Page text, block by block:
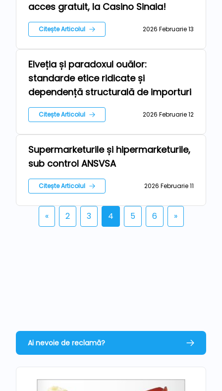
acces gratuit, la Casino Sinaia!
Citește Articolul 2026 Februarie 13
Repere
Elveția și paradoxul ouălor:
standarde etice ridicate și
dependență structurală de importuri
Citește Articolul 2026 Februarie 12
Repere
Supermarketurile și hipermarketurile,
sub control ANSVSA
Citește Articolul 2026 Februarie 11
« 2 3 4 5 6 »
Ai nevoie de reclamă?